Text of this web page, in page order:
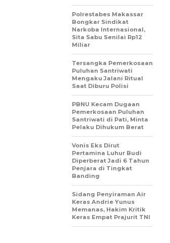
Polrestabes Makassar
Bongkar Sindikat
Narkoba Internasional,
Sita Sabu Senilai Rp12
Miliar
Tersangka Pemerkosaan
Puluhan Santriwati
Mengaku Jalani Ritual
Saat Diburu Polisi
PBNU Kecam Dugaan
Pemerkosaan Puluhan
Santriwati di Pati, Minta
Pelaku Dihukum Berat
Vonis Eks Dirut
Pertamina Luhur Budi
Diperberat Jadi 6 Tahun
Penjara di Tingkat
Banding
Sidang Penyiraman Air
Keras Andrie Yunus
Memanas, Hakim Kritik
Keras Empat Prajurit TNI